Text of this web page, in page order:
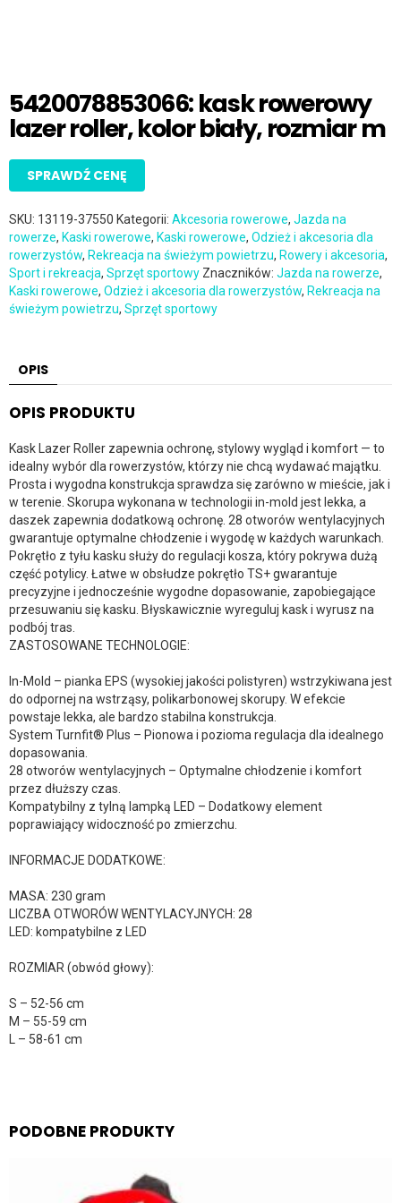
5420078853066: kask rowerowy
lazer roller, kolor biały, rozmiar m
SPRAWDŹ CENĘ
SKU: 13119-37550 Kategorii: Akcesoria rowerowe, Jazda na
rowerze, Kaski rowerowe, Kaski rowerowe, Odzież i akcesoria dla
rowerzystów, Rekreacja na świeżym powietrzu, Rowery i akcesoria,
Sport i rekreacja, Sprzęt sportowy Znaczników: Jazda na rowerze,
Kaski rowerowe, Odzież i akcesoria dla rowerzystów, Rekreacja na
świeżym powietrzu, Sprzęt sportowy
OPIS
OPIS PRODUKTU
Kask Lazer Roller zapewnia ochronę, stylowy wygląd i komfort — to
idealny wybór dla rowerzystów, którzy nie chcą wydawać majątku.
Prosta i wygodna konstrukcja sprawdza się zarówno w mieście, jak i
w terenie. Skorupa wykonana w technologii in-mold jest lekka, a
daszek zapewnia dodatkową ochronę. 28 otworów wentylacyjnych
gwarantuje optymalne chłodzenie i wygodę w każdych warunkach.
Pokrętło z tyłu kasku służy do regulacji kosza, który pokrywa dużą
część potylicy. Łatwe w obsłudze pokrętło TS+ gwarantuje
precyzyjne i jednocześnie wygodne dopasowanie, zapobiegające
przesuwaniu się kasku. Błyskawicznie wyreguluj kask i wyrusz na
podbój tras.
ZASTOSOWANE TECHNOLOGIE:
In-Mold – pianka EPS (wysokiej jakości polistyren) wstrzykiwana jest
do odpornej na wstrząsy, polikarbonowej skorupy. W efekcie
powstaje lekka, ale bardzo stabilna konstrukcja.
System Turnfit® Plus – Pionowa i pozioma regulacja dla idealnego
dopasowania.
28 otworów wentylacyjnych – Optymalne chłodzenie i komfort
przez dłuższy czas.
Kompatybilny z tylną lampką LED – Dodatkowy element
poprawiający widoczność po zmierzchu.
INFORMACJE DODATKOWE:
MASA: 230 gram
LICZBA OTWORÓW WENTYLACYJNYCH: 28
LED: kompatybilne z LED
ROZMIAR (obwód głowy):
S – 52-56 cm
M – 55-59 cm
L – 58-61 cm
PODOBNE PRODUKTY